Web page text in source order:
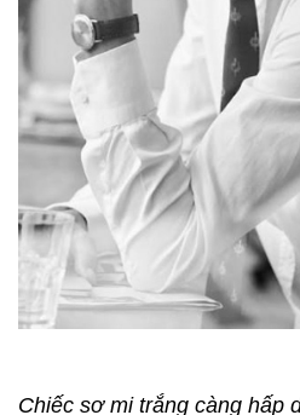
Chiếc sơ mi trắng càng hấp